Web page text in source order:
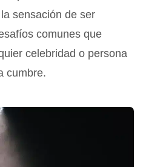
sensación de ser
comunes que
celebridad o persona
cumbre.